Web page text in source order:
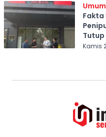
Umum
Fakta
Tutup
Kamis